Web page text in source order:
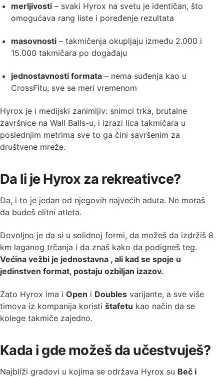
merljivosti – svaki Hyrox na svetu je identičan, što
omogućava rang liste i poređenje rezultata
masovnosti – takmičenja okupljaju između 2.000 i
15.000 takmičara po događaju
jednostavnosti formata – nema suđenja kao u
CrossFitu, sve se meri vremenom
Hyrox je i medijski zanimljiv: snimci trka, brutalne
završnice na Wall Balls-u, i izrazi lica takmičara u
poslednjim metrima sve to ga čini savršenim za
društvene mreže.
Da li je Hyrox za rekreativce?
Da, i to je jedan od njegovih najvećih aduta. Ne moraš
da budeš elitni atleta.
Dovoljno je da si u solidnoj formi, da možeš da izdržiš 8
km laganog trčanja i da znaš kako da podigneš teg.
Većina vežbi je jednostavna , ali kad se spoje u
jedinstven format, postaju ozbiljan izazov.
Zato Hyrox ima i Open i Doubles varijante, a sve više
timova iz kompanija koristi štafetu kao način da se
kolege takmiče zajedno.
Kada i gde možeš da učestvuješ?
Najbliži gradovi u kojima se održava Hyrox su Beč i